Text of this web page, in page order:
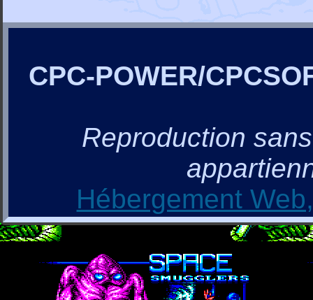
CPC-POWER/
Reproduction
Hébergement